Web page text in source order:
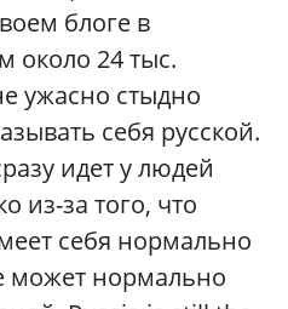
блоге в
около 24 тыc.
ужасно стыдно
себя русской.
идет у людей
из-за того, что
себя нормально
может нормально